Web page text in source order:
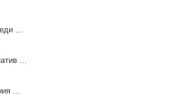
...
...
...